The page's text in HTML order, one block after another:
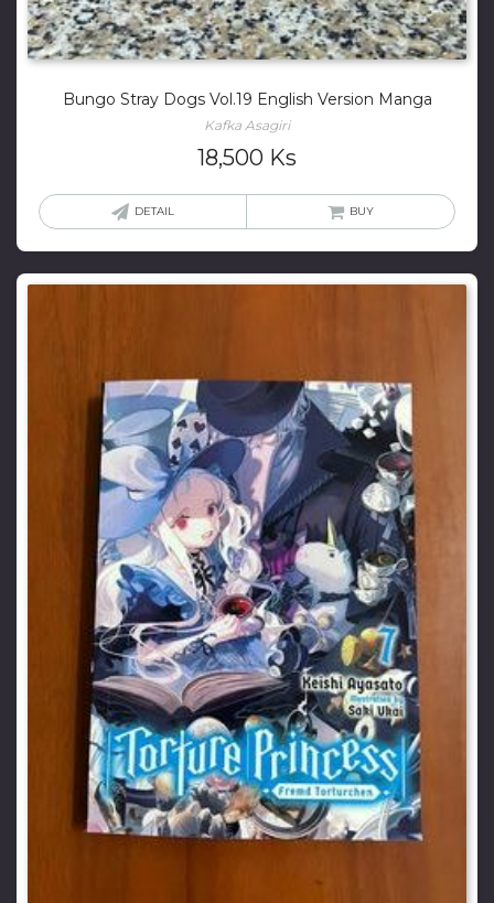
Bungo Stray Dogs Vol.19 English Version Manga
Kafka Asagiri
18,500 Ks
DETAIL BUY